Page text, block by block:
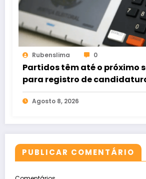
Rubenslima 0
Partidos têm até o próximo
para registro de
tribunais
Agosto 8, 2026
PUBLICAR COMENTÁRIO